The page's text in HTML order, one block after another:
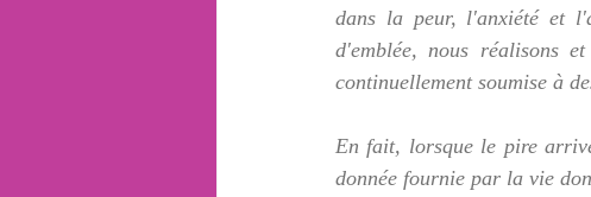
dans la peur, l'anxiété et
d'emblée, nous réalisons
continuellement soumise à
En fait, lorsque le pire
donnée fournie par la vie